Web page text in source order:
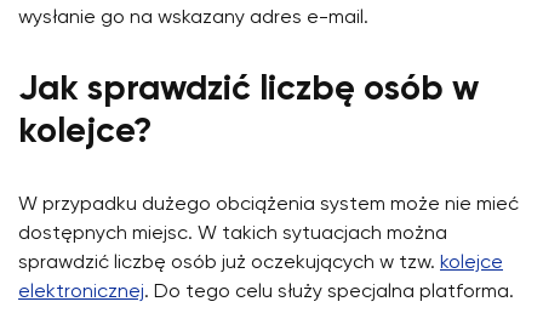
wysłanie go na wskazany adres e-mail.
Jak sprawdzić liczbę osób w
kolejce?
W przypadku dużego obciążenia system może nie mieć
dostępnych miejsc. W takich sytuacjach można
sprawdzić liczbę osób już oczekujących w tzw. kolejce
elektronicznej. Do tego celu służy specjalna platforma.